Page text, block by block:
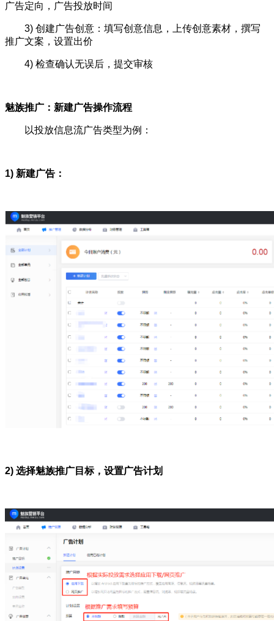
广告定向，广告投放时间
3) 创建广告创意：填写创意信息，上传创意素材，撰写
推广文案，设置出价
4) 检查确认无误后，提交审核
魅族推广：新建广告操作流程
以投放信息流广告类型为例：
1) 新建广告：
2) 选择魅族推广目标，设置广告计划